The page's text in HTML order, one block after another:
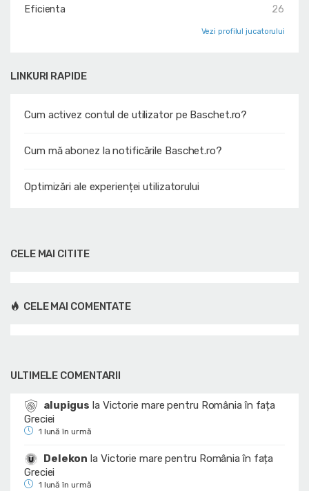
Eficienta
26
Vezi profilul jucatorului
LINKURI RAPIDE
Cum activez contul de utilizator pe Baschet.ro?
Cum mă abonez la notificările Baschet.ro?
Optimizări ale experienței utilizatorului
CELE MAI CITITE
CELE MAI COMENTATE
ULTIMELE COMENTARII
alupigus la Victorie mare pentru România în fața
Greciei
1 lună în urmă
Delekon la Victorie mare pentru România în fața
Greciei
1 lună în urmă